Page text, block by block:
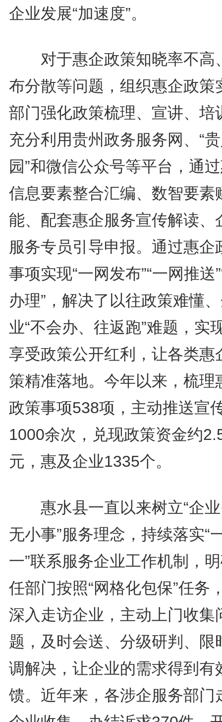
企业发展“加速度”。
对于惠企政策知晓率不高
布分散等问题，组织惠企政策
部门强化政策梳理、宣讲、培
充分利用贵州政务服务网、“
园”和微信公众号等平台，通
信息要素整合汇编、数智要素
能、配套惠企服务宣传解读、
服务专员引导申报。通过惠企
事项实现“一网发布”“一网推送
办理”，解决了以往政策难懂
业“不会办、往返跑”难题，实
享受政策公开红利，让各类惠
策精准落地。今年以来，梳理
政策事项538项，主动推送宣
1000余次，兑现政策资金约
元，惠及企业1335个。
惠水县一直以来树立“企业
无小事”服务理念，持续落实“
一”联系服务企业工作机制，
任部门按照“网格化包保”任务
深入走访企业，主动上门收集
题，及时会送、分级研判、限
调解决，让企业的需求得到有
馈。近年来，各涉企服务部门